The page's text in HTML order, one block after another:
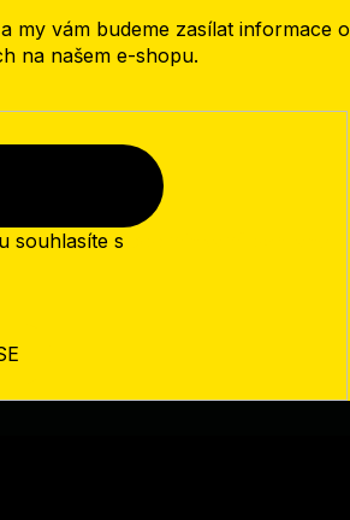
my vám budeme zasílat informace o
na našem e-shopu.
souhlasíte s